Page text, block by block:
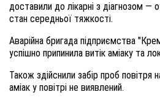
доставили до лікарні з діагнозом —
стан середньої тяжкості.
Аварійна бригада підприємства
успішно припинила витік аміаку та
Також здійснили забір проб повітря
аміак у повітрі не виявлений.